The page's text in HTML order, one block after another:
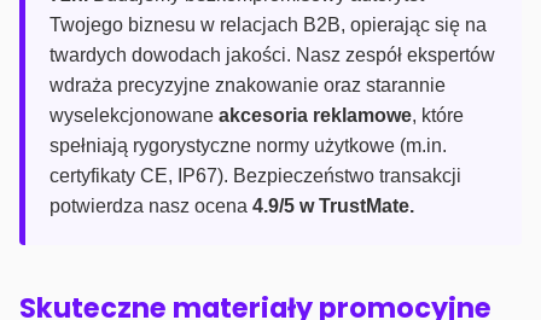
Twojego biznesu w relacjach B2B, opierając się na
twardych dowodach jakości. Nasz zespół ekspertów
wdraża precyzyjne znakowanie oraz starannie
wyselekcjonowane akcesoria reklamowe, które
spełniają rygorystyczne normy użytkowe (m.in.
certyfikaty CE, IP67). Bezpieczeństwo transakcji
potwierdza nasz ocena 4.9/5 w TrustMate.
Skuteczne materiały promocyjne